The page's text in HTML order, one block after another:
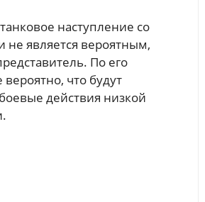
наступление со
не является вероятным,
По его
что будут
действия низкой